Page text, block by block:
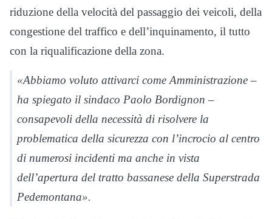
riduzione della velocità del passaggio dei veicoli, della
congestione del traffico e dell’inquinamento, il tutto
con la riqualificazione della zona.
«Abbiamo voluto attivarci come Amministrazione –
ha spiegato il sindaco Paolo Bordignon –
consapevoli della necessità di risolvere la
problematica della sicurezza con l’incrocio al centro
di numerosi incidenti ma anche in vista
dell’apertura del tratto bassanese della Superstrada
Pedemontana».